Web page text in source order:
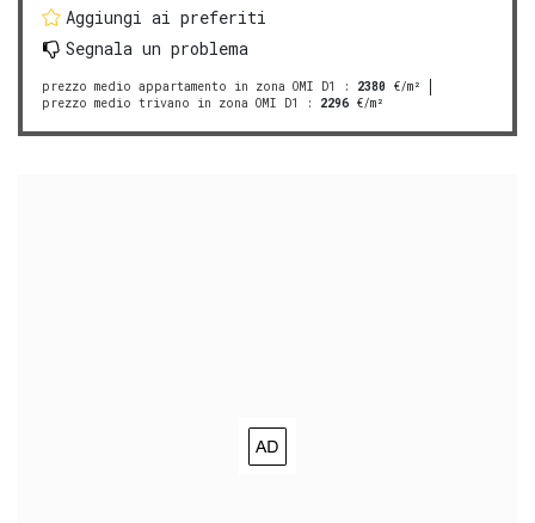
Aggiungi ai preferiti
Segnala un problema
prezzo medio appartamento in zona OMI D1 : 2380 €/m²
prezzo medio trivano in zona OMI D1
: 2296 €/m²